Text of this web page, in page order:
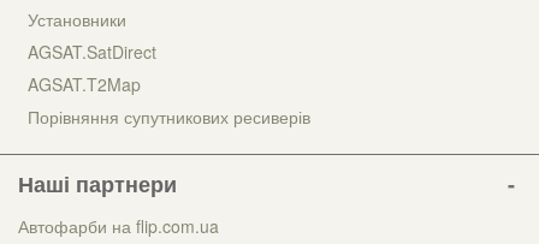
Установники
AGSAT.SatDirect
AGSAT.T2Map
Порівняння супутникових ресиверів
Наші партнери
Автофарби на flip.com.ua